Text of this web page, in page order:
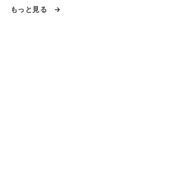
もっと見る